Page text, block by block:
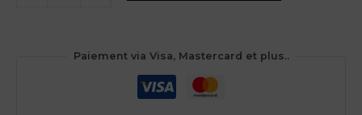
Paiement via Visa, Mastercard et plus..